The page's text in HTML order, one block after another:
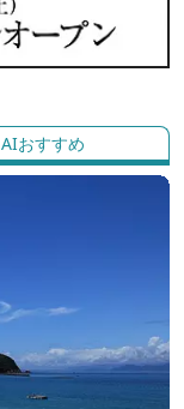
AIおすすめ